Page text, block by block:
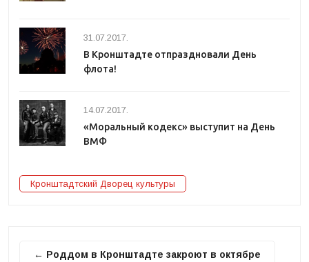
31.07.2017.
В Кронштадте отпраздновали День
флота!
14.07.2017.
«Моральный кодекс» выступит на День
ВМФ
Кронштадтский Дворец культуры
← Роддом в Кронштадте закроют в октябре